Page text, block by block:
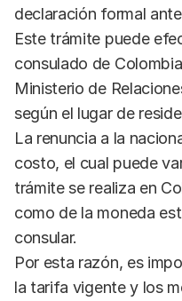
declaración formal
Este trámite puede
consulado de
Ministerio de
según el lugar de
La renuncia a la
costo, el cual puede
trámite se realiza en
como de la moneda
consular.
Por esta razón, es
la tarifa vigente y los